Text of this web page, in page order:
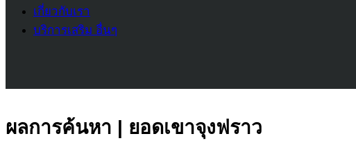
เกี่ยวกับเรา
บริการเสริม อื่นๆ
ผลการค้นหา | ยอดเขาจุงฟราว